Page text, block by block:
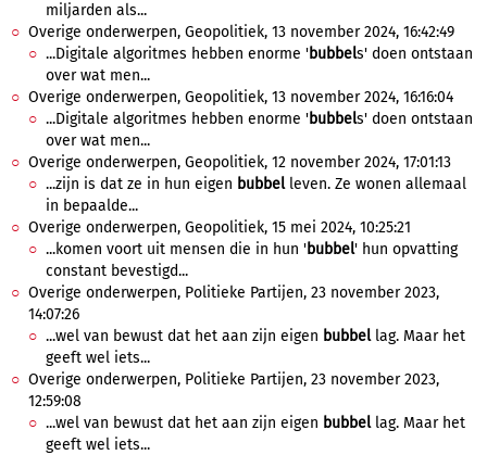
miljarden als...
Overige onderwerpen, Geopolitiek, 13 november 2024, 16:42:49
...Digitale algoritmes hebben enorme 'bubbels' doen ontstaan
over wat men...
Overige onderwerpen, Geopolitiek, 13 november 2024, 16:16:04
...Digitale algoritmes hebben enorme 'bubbels' doen ontstaan
over wat men...
Overige onderwerpen, Geopolitiek, 12 november 2024, 17:01:13
...zijn is dat ze in hun eigen bubbelleven. Ze wonen allemaal
in bepaalde...
Overige onderwerpen, Geopolitiek, 15 mei 2024, 10:25:21
...komen voort uit mensen die in hun 'bubbel' hun opvatting
constant bevestigd...
Overige onderwerpen, Politieke Partijen, 23 november 2023,
14:07:26
...wel van bewust dat het aan zijn eigen bubbellag. Maar het
geeft wel iets...
Overige onderwerpen, Politieke Partijen, 23 november 2023,
12:59:08
...wel van bewust dat het aan zijn eigen bubbellag. Maar het
geeft wel iets...